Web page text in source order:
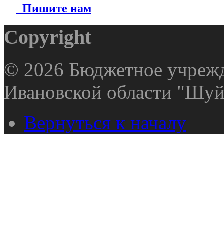
Пишите нам
Copyright
© 2026 Бюджетное
Ивановской области
Вернуться к началу